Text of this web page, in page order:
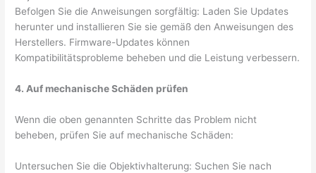
Befolgen Sie die Anweisungen sorgfältig: Laden Sie Updates
herunter und installieren Sie sie gemäß den Anweisungen des
Herstellers. Firmware-Updates können
Kompatibilitätsprobleme beheben und die Leistung verbessern.
4. Auf mechanische Schäden prüfen
Wenn die oben genannten Schritte das Problem nicht
beheben, prüfen Sie auf mechanische Schäden:
Untersuchen Sie die Objektivhalterung: Suchen Sie nach